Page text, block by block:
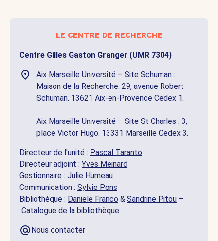
le centre de recherche
Centre Gilles Gaston Granger (UMR 7304)
Aix Marseille Université – Site Schuman :
Maison de la Recherche. 29, avenue Robert
Schuman. 13621 Aix-en-Provence Cedex 1.
Aix Marseille Université – Site St Charles : 3,
place Victor Hugo. 13331 Marseille Cedex 3.
Directeur de l'unité : Pascal Taranto
Directeur adjoint : Yves Meinard
Gestionnaire : Julie Humeau
Communication : Sylvie Pons
Bibliothèque : Daniele Franco & Sandrine Pitou –
Catalogue de la bibliothèque
Nous contacter